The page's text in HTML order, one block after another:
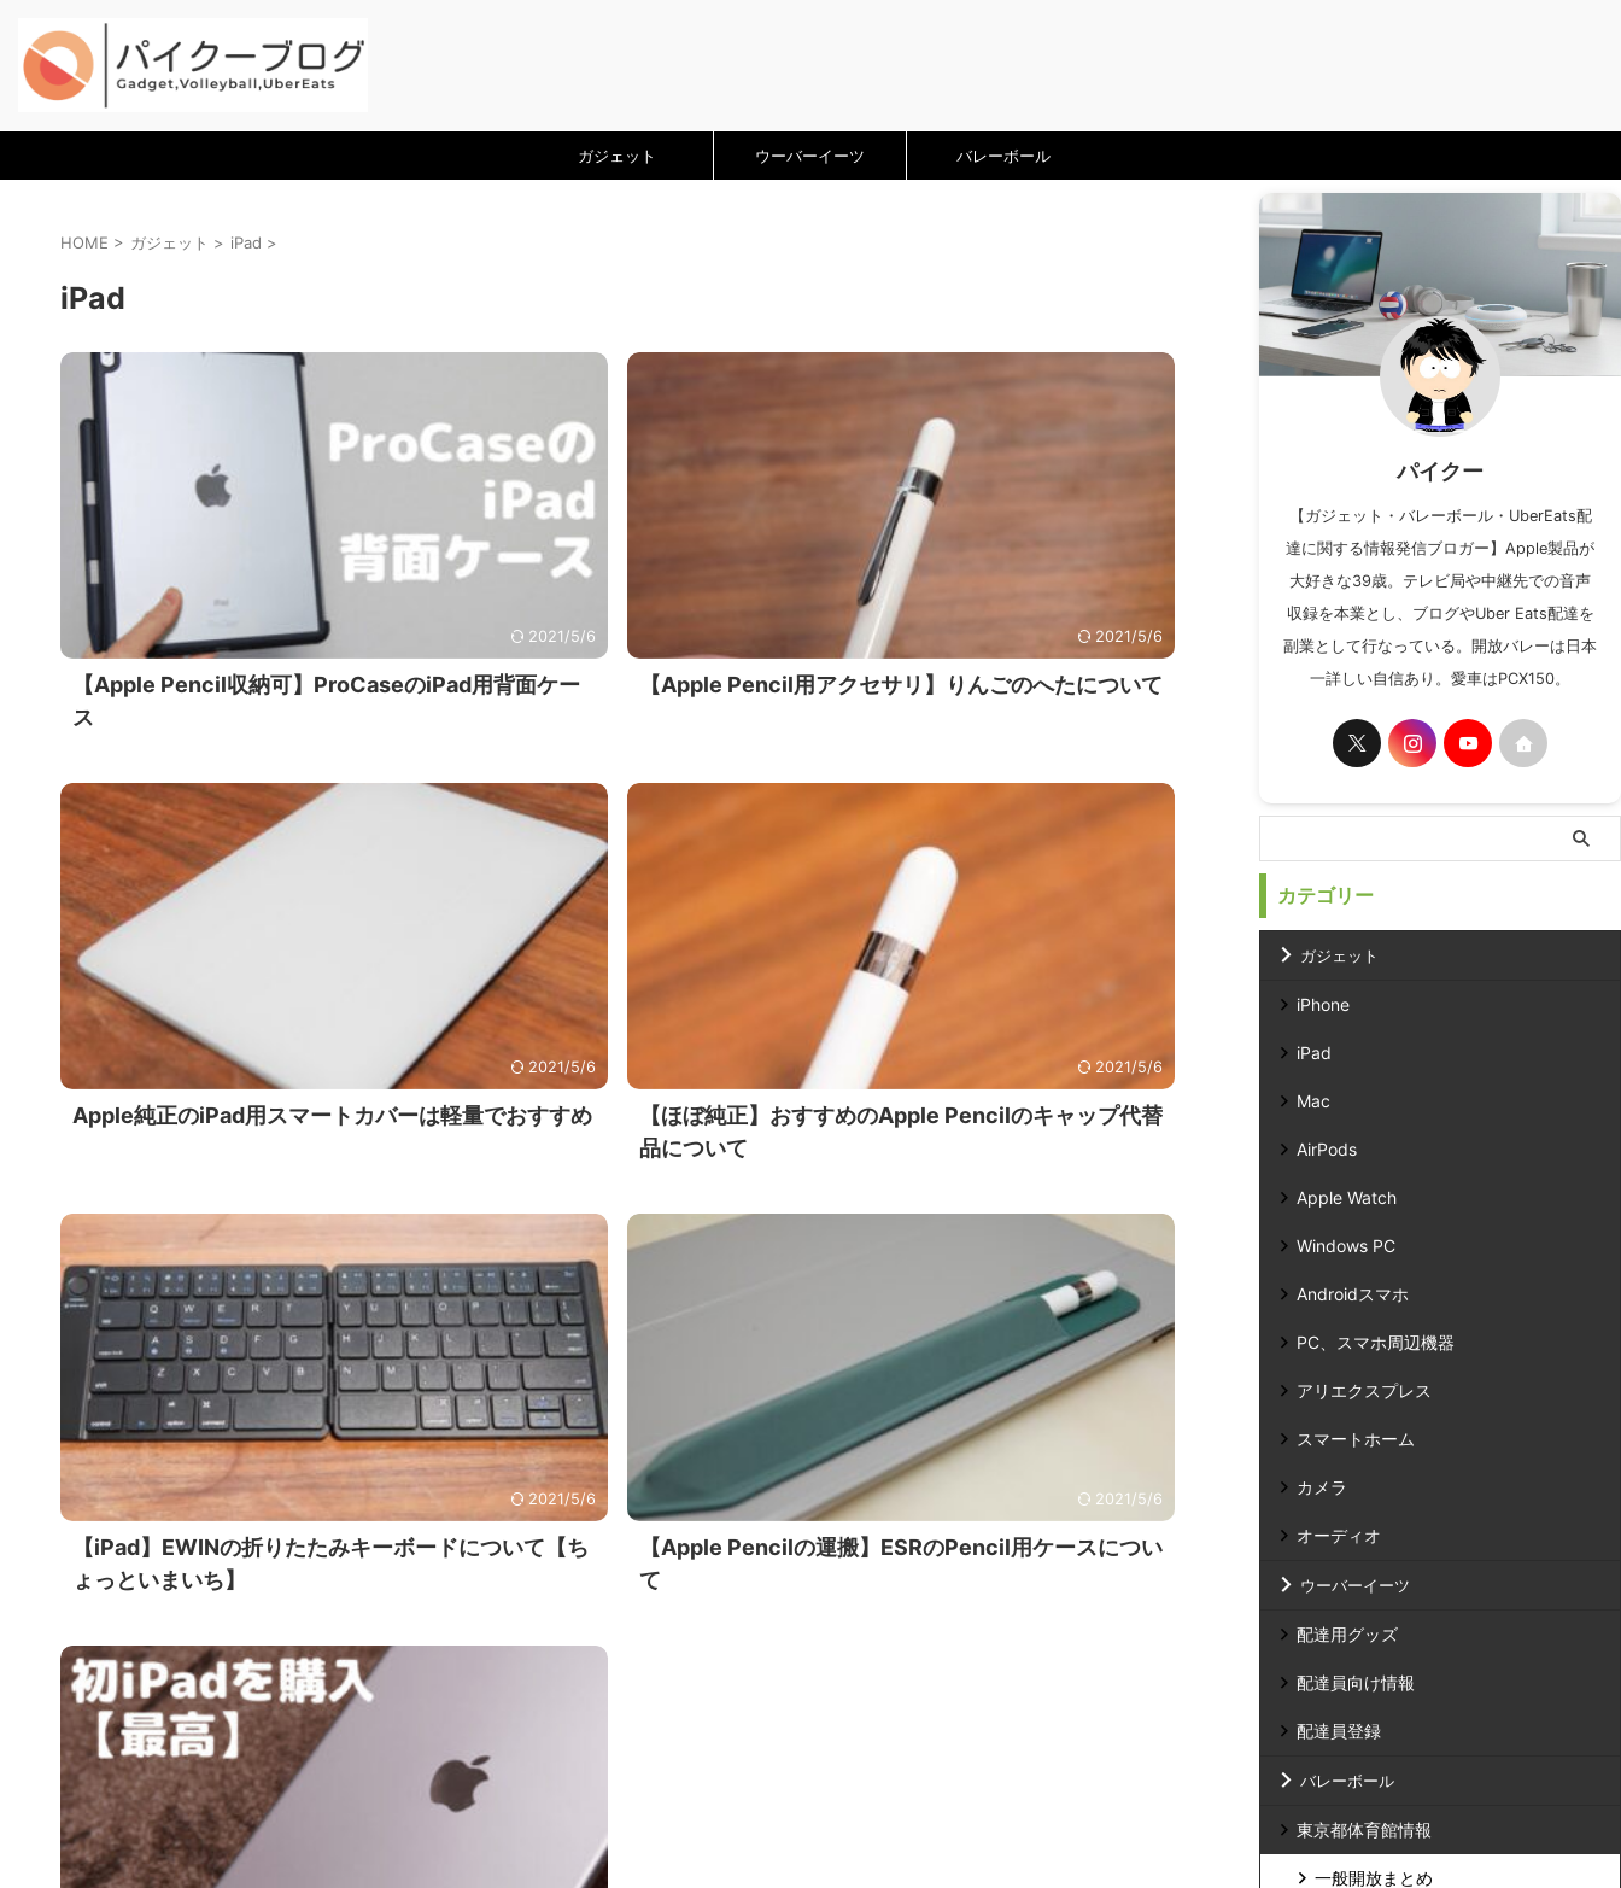
ガジェット ウーバーイーツ バレーボール
HOME > ガジェット > iPad >
iPad
2021/5/6
【Apple Pencil収納可】ProCaseのiPad用背面ケー
ス
2021/5/6
【Apple Pencil用アクセサリ】りんごのへたについて
2021/5/6
Apple純正のiPad用スマートカバーは軽量でおすすめ
2021/5/6
【ほぼ純正】おすすめのApple Pencilのキャップ代替
品について
2021/5/6
【iPad】EWINの折りたたみキーボードについて【ち
ょっといまいち】
2021/5/6
【Apple Pencilの運搬】ESRのPencil用ケースについ
て
パイクー
【ガジェット・バレーボール・UberEats配
達に関する情報発信ブロガー】Apple製品が
大好きな39歳。テレビ局や中継先での音声
収録を本業とし、ブログやUber Eats配達を
副業として行なっている。開放バレーは日本
一詳しい自信あり。愛車はPCX150。
カテゴリー
ガジェット
iPhone
iPad
Mac
AirPods
Apple Watch
Windows PC
Androidスマホ
PC、スマホ周辺機器
アリエクスプレス
スマートホーム
カメラ
オーディオ
ウーバーイーツ
配達用グッズ
配達員向け情報
配達員登録
バレーボール
東京都体育館情報
一般開放まとめ